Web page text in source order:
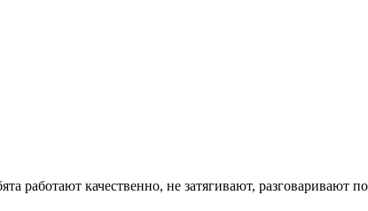
работают качественно, не затягивают, разговаривают